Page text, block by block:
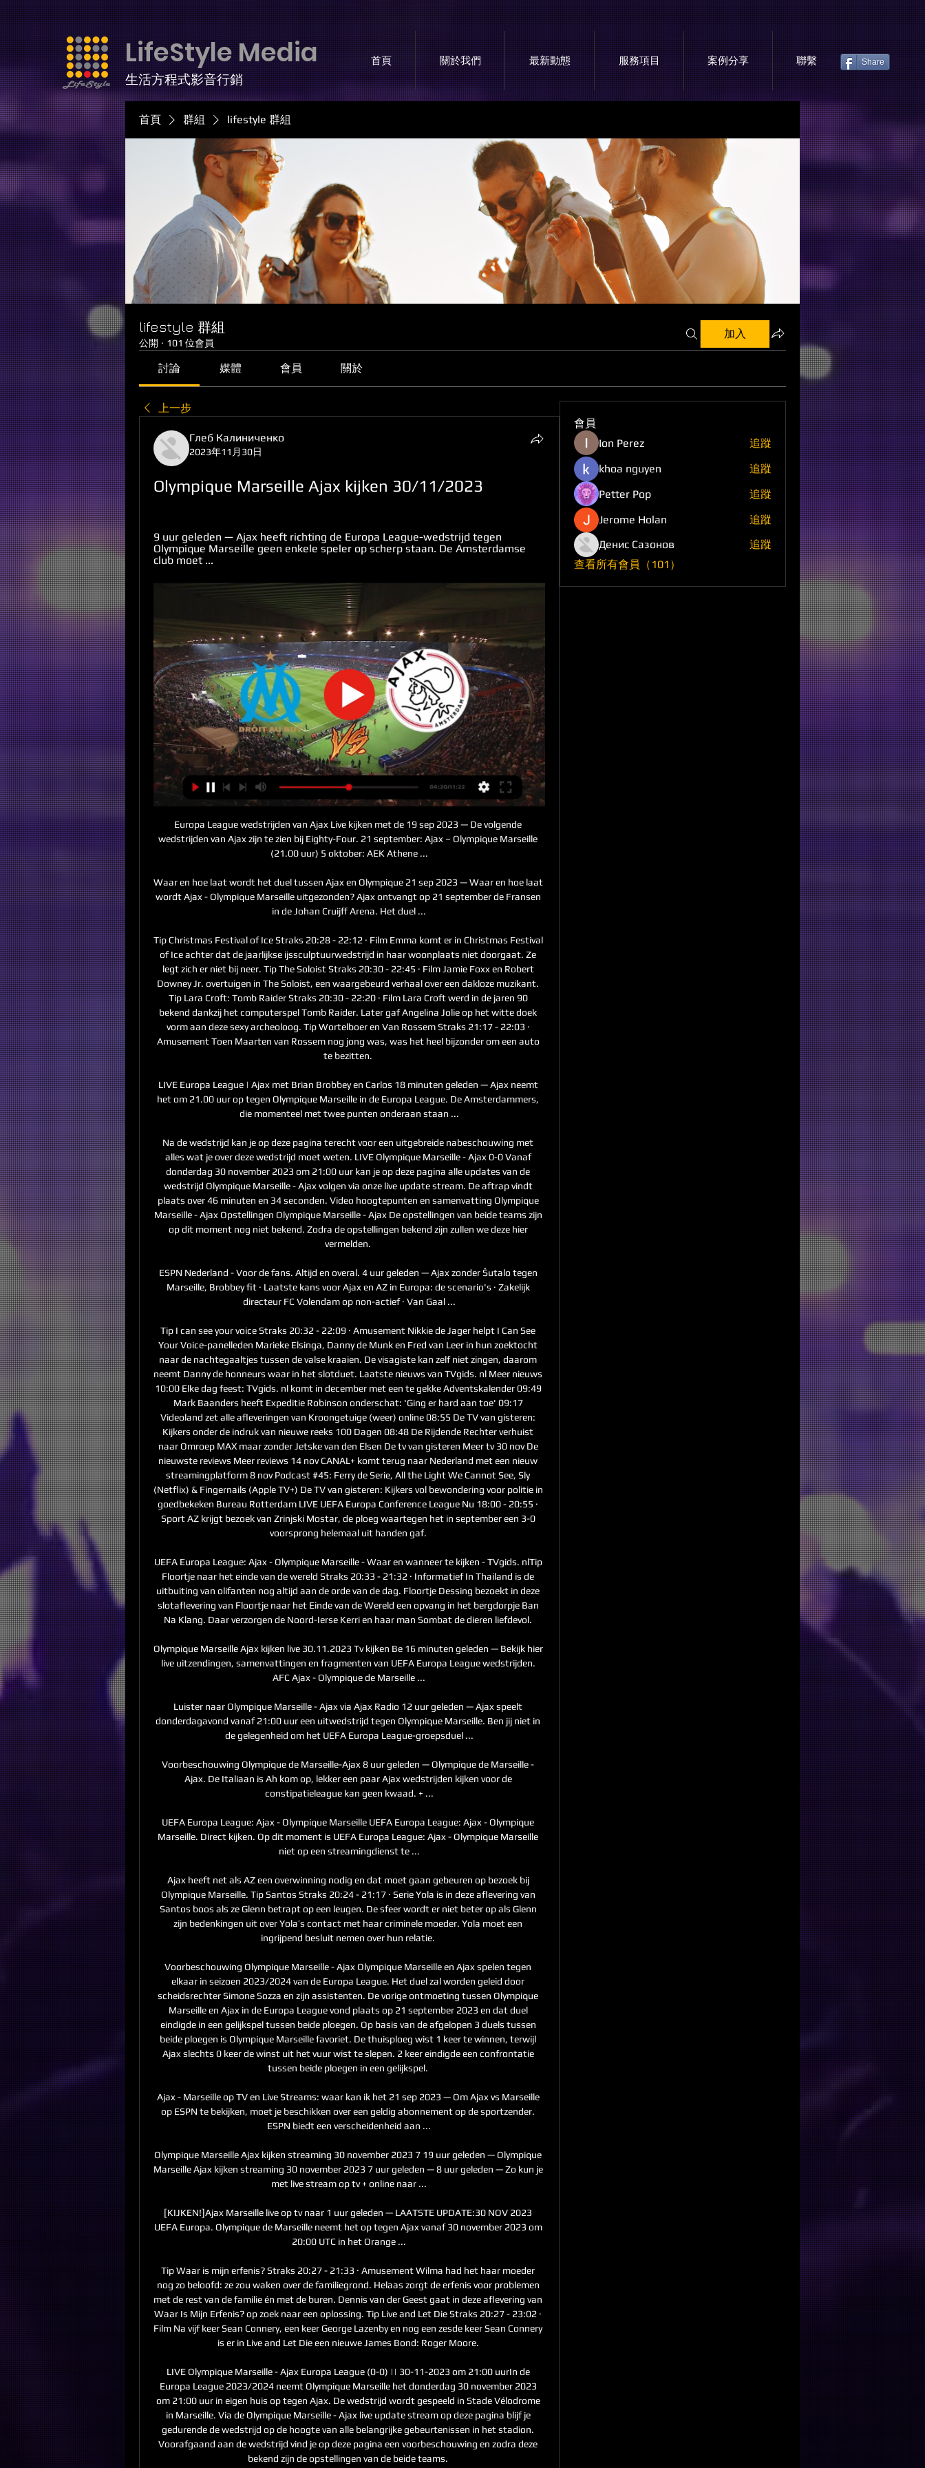
LifeStyle Media
生活方程式影音行銷
首頁 關於我們 最新動態 服務項目 案例分享 聯繫 Share
首頁 群組 lifestyle 群組
lifestyle 群組
公開 · 101 位會員
加入
討論 媒體 會員 關於
上一步
Глеб Калиниченко
2023年11月30日
Olympique Marseille Ajax kijken 30/11/2023
9 uur geleden — Ajax heeft richting de Europa League-wedstrijd tegen
Olympique Marseille geen enkele speler op scherp staan. De Amsterdamse
club moet ...
Europa League wedstrijden van Ajax Live kijken met de 19 sep 2023 — De volgende
wedstrijden van Ajax zijn te zien bij Eighty-Four. 21 september: Ajax – Olympique Marseille
(21.00 uur) 5 oktober: AEK Athene ...
Waar en hoe laat wordt het duel tussen Ajax en Olympique 21 sep 2023 — Waar en hoe laat
wordt Ajax - Olympique Marseille uitgezonden? Ajax ontvangt op 21 september de Fransen
in de Johan Cruijff Arena. Het duel ...
Tip Christmas Festival of Ice Straks 20:28 - 22:12 · Film Emma komt er in Christmas Festival
of Ice achter dat de jaarlijkse ijssculptuurwedstrijd in haar woonplaats niet doorgaat. Ze
legt zich er niet bij neer. Tip The Soloist Straks 20:30 - 22:45 · Film Jamie Foxx en Robert
Downey Jr. overtuigen in The Soloist, een waargebeurd verhaal over een dakloze muzikant.
Tip Lara Croft: Tomb Raider Straks 20:30 - 22:20 · Film Lara Croft werd in de jaren 90
bekend dankzij het computerspel Tomb Raider. Later gaf Angelina Jolie op het witte doek
vorm aan deze sexy archeoloog. Tip Wortelboer en Van Rossem Straks 21:17 - 22:03 ·
Amusement Toen Maarten van Rossem nog jong was, was het heel bijzonder om een auto
te bezitten.
LIVE Europa League | Ajax met Brian Brobbey en Carlos 18 minuten geleden — Ajax neemt
het om 21.00 uur op tegen Olympique Marseille in de Europa League. De Amsterdammers,
die momenteel met twee punten onderaan staan ...
Na de wedstrijd kan je op deze pagina terecht voor een uitgebreide nabeschouwing met
alles wat je over deze wedstrijd moet weten. LIVE Olympique Marseille - Ajax 0-0 Vanaf
donderdag 30 november 2023 om 21:00 uur kan je op deze pagina alle updates van de
wedstrijd Olympique Marseille - Ajax volgen via onze live update stream. De aftrap vindt
plaats over 46 minuten en 34 seconden. Video hoogtepunten en samenvatting Olympique
Marseille - Ajax Opstellingen Olympique Marseille - Ajax De opstellingen van beide teams zijn
op dit moment nog niet bekend. Zodra de opstellingen bekend zijn zullen we deze hier
vermelden.
ESPN Nederland - Voor de fans. Altijd en overal. 4 uur geleden — Ajax zonder Šutalo tegen
Marseille, Brobbey fit · Laatste kans voor Ajax en AZ in Europa: de scenario's · Zakelijk
directeur FC Volendam op non-actief · Van Gaal ...
Tip I can see your voice Straks 20:32 - 22:09 · Amusement Nikkie de Jager helpt I Can See
Your Voice-panelleden Marieke Elsinga, Danny de Munk en Fred van Leer in hun zoektocht
naar de nachtegaaltjes tussen de valse kraaien. De visagiste kan zelf niet zingen, daarom
neemt Danny de honneurs waar in het slotduet. Laatste nieuws van TVgids. nl Meer nieuws
10:00 Elke dag feest: TVgids. nl komt in december met een te gekke Adventskalender 09:49
Mark Baanders heeft Expeditie Robinson onderschat: 'Ging er hard aan toe' 09:17
Videoland zet alle afleveringen van Kroongetuige (weer) online 08:55 De TV van gisteren:
Kijkers onder de indruk van nieuwe reeks 100 Dagen 08:48 De Rijdende Rechter verhuist
naar Omroep MAX maar zonder Jetske van den Elsen De tv van gisteren Meer tv 30 nov De
nieuwste reviews Meer reviews 14 nov CANAL+ komt terug naar Nederland met een nieuw
streamingplatform 8 nov Podcast #45: Ferry de Serie, All the Light We Cannot See, Sly
(Netflix) & Fingernails (Apple TV+) De TV van gisteren: Kijkers vol bewondering voor politie in
goedbekeken Bureau Rotterdam LIVE UEFA Europa Conference League Nu 18:00 - 20:55 ·
Sport AZ krijgt bezoek van Zrinjski Mostar, de ploeg waartegen het in september een 3-0
voorsprong helemaal uit handen gaf.
UEFA Europa League: Ajax - Olympique Marseille - Waar en wanneer te kijken - TVgids. nlTip
Floortje naar het einde van de wereld Straks 20:33 - 21:32 · Informatief In Thailand is de
uitbuiting van olifanten nog altijd aan de orde van de dag. Floortje Dessing bezoekt in deze
slotaflevering van Floortje naar het Einde van de Wereld een opvang in het bergdorpje Ban
Na Klang. Daar verzorgen de Noord-Ierse Kerri en haar man Sombat de dieren liefdevol.
Olympique Marseille Ajax kijken live 30.11.2023 Tv kijken Be 16 minuten geleden — Bekijk hier
live uitzendingen, samenvattingen en fragmenten van UEFA Europa League wedstrijden.
AFC Ajax - Olympique de Marseille ...
Luister naar Olympique Marseille - Ajax via Ajax Radio 12 uur geleden — Ajax speelt
donderdagavond vanaf 21:00 uur een uitwedstrijd tegen Olympique Marseille. Ben jij niet in
de gelegenheid om het UEFA Europa League-groepsduel ...
Voorbeschouwing Olympique de Marseille-Ajax 8 uur geleden — Olympique de Marseille -
Ajax. De Italiaan is Ah kom op, lekker een paar Ajax wedstrijden kijken voor de
constipatieleague kan geen kwaad. + ...
UEFA Europa League: Ajax - Olympique Marseille UEFA Europa League: Ajax - Olympique
Marseille. Direct kijken. Op dit moment is UEFA Europa League: Ajax - Olympique Marseille
niet op een streamingdienst te ...
Ajax heeft net als AZ een overwinning nodig en dat moet gaan gebeuren op bezoek bij
Olympique Marseille. Tip Santos Straks 20:24 - 21:17 · Serie Yola is in deze aflevering van
Santos boos als ze Glenn betrapt op een leugen. De sfeer wordt er niet beter op als Glenn
zijn bedenkingen uit over Yola’s contact met haar criminele moeder. Yola moet een
ingrijpend besluit nemen over hun relatie.
Voorbeschouwing Olympique Marseille - Ajax Olympique Marseille en Ajax spelen tegen
elkaar in seizoen 2023/2024 van de Europa League. Het duel zal worden geleid door
scheidsrechter Simone Sozza en zijn assistenten. De vorige ontmoeting tussen Olympique
Marseille en Ajax in de Europa League vond plaats op 21 september 2023 en dat duel
eindigde in een gelijkspel tussen beide ploegen. Op basis van de afgelopen 3 duels tussen
beide ploegen is Olympique Marseille favoriet. De thuisploeg wist 1 keer te winnen, terwijl
Ajax slechts 0 keer de winst uit het vuur wist te slepen. 2 keer eindigde een confrontatie
tussen beide ploegen in een gelijkspel.
Ajax - Marseille op TV en Live Streams: waar kan ik het 21 sep 2023 — Om Ajax vs Marseille
op ESPN te bekijken, moet je beschikken over een geldig abonnement op de sportzender.
ESPN biedt een verscheidenheid aan ...
Olympique Marseille Ajax kijken streaming 30 november 2023 7 19 uur geleden — Olympique
Marseille Ajax kijken streaming 30 november 2023 7 uur geleden — 8 uur geleden — Zo kun je
met live stream op tv + online naar ...
[KIJKEN!]Ajax Marseille live op tv naar 1 uur geleden — LAATSTE UPDATE:30 NOV 2023
UEFA Europa. Olympique de Marseille neemt het op tegen Ajax vanaf 30 november 2023 om
20:00 UTC in het Orange ...
Tip Waar is mijn erfenis? Straks 20:27 - 21:33 · Amusement Wilma had het haar moeder
nog zo beloofd: ze zou waken over de familiegrond. Helaas zorgt de erfenis voor problemen
met de rest van de familie én met de buren. Dennis van der Geest gaat in deze aflevering van
Waar Is Mijn Erfenis? op zoek naar een oplossing. Tip Live and Let Die Straks 20:27 - 23:02 ·
Film Na vijf keer Sean Connery, een keer George Lazenby en nog een zesde keer Sean Connery
is er in Live and Let Die een nieuwe James Bond: Roger Moore.
LIVE Olympique Marseille - Ajax Europa League (0-0) || 30-11-2023 om 21:00 uurIn de
Europa League 2023/2024 neemt Olympique Marseille het donderdag 30 november 2023
om 21:00 uur in eigen huis op tegen Ajax. De wedstrijd wordt gespeeld in Stade Vélodrome
in Marseille. Via de Olympique Marseille - Ajax live update stream op deze pagina blijf je
gedurende de wedstrijd op de hoogte van alle belangrijke gebeurtenissen in het stadion.
Voorafgaand aan de wedstrijd vind je op deze pagina een voorbeschouwing en zodra deze
bekend zijn de opstellingen van de beide teams.
會員
Ion Perez
追蹤
khoa nguyen
追蹤
Petter Pop
追蹤
Jerome Holan
追蹤
Денис Сазонов
追蹤
查看所有會員（101）